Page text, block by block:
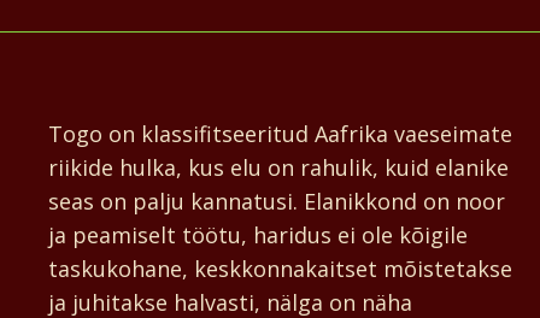
Togo on klassifitseeritud Aafrika vaeseimate
riikide hulka, kus elu on rahulik, kuid elanike
seas on palju kannatusi. Elanikkond on noor
ja peamiselt töötu, haridus ei ole kõigile
taskukohane, keskkonnakaitset mõistetakse
ja juhitakse halvasti, nälga on näha